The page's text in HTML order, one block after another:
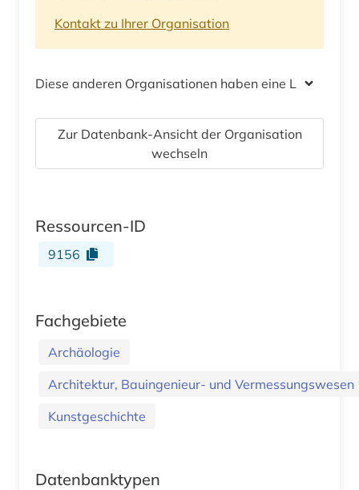
Kontakt zu Ihrer Organisation
Diese anderen Organisationen haben eine Lizenz
Zur Datenbank-Ansicht der Organisation
wechseln
Ressourcen-ID
9156
Fachgebiete
Archäologie
Architektur, Bauingenieur- und Vermessungswesen
Kunstgeschichte
Datenbanktypen